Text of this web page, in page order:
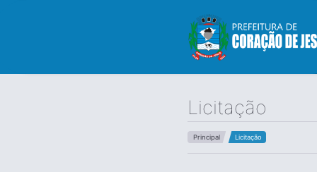
Licitação
Principal Licitação